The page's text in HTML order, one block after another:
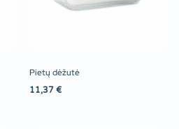
Pietų dėžutė
11,37 €